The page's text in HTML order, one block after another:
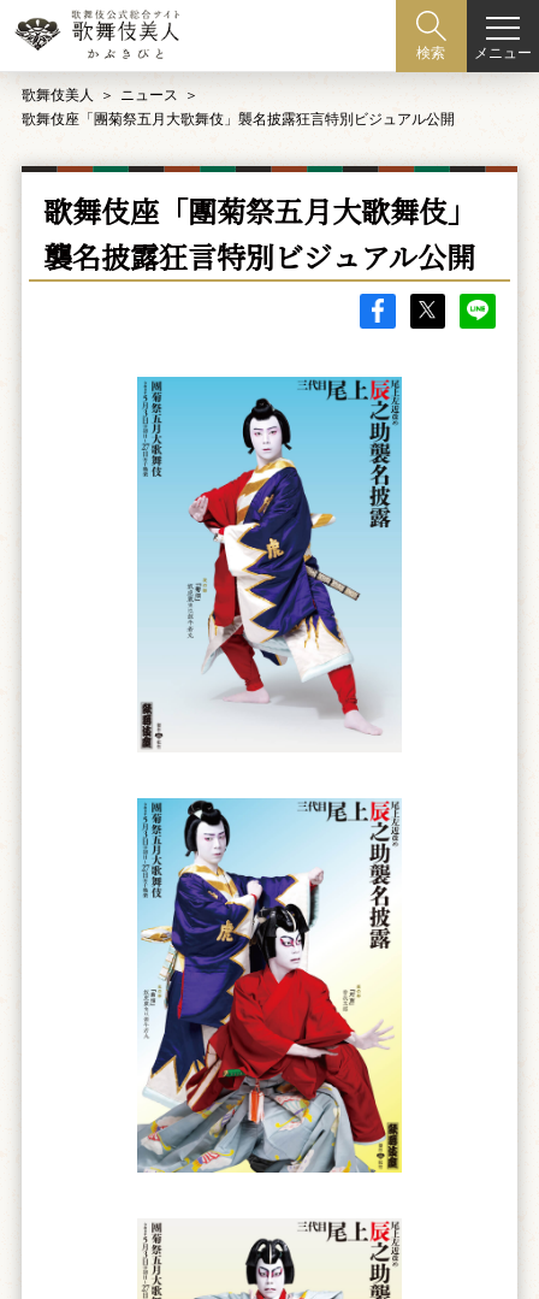
検索 メニュー
歌舞伎美人
ニュース
歌舞伎座「團菊祭五月大歌舞伎」襲名披露狂言特別ビジュアル公開
歌舞伎座「團菊祭五月大歌舞伎」
襲名披露狂言特別ビジュアル公開